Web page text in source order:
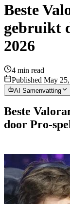
Beste
gebruikt
2026
4 min read
Published May
AI Samenvatting
Beste
door Pro-